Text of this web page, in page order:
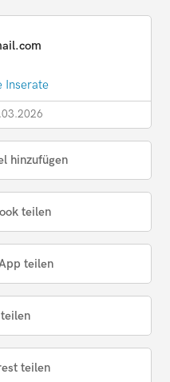
Inserate
hinzufügen
teilen
teilen
teilen